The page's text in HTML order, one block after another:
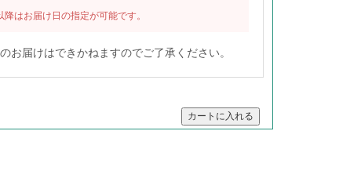
降はお届け日の指定が可能です。
お届けはできかねますのでご了承ください。